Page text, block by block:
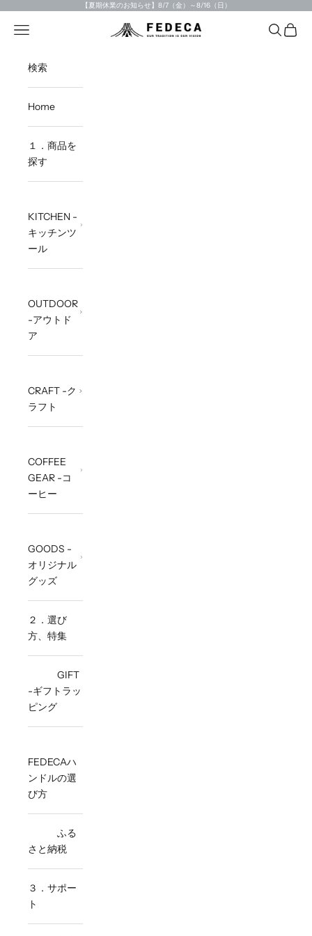
【夏期休業のお知らせ】8/7（金）～8/16（日）
FEDECA STORE
Open navigation menu OpenOpen
検索
Home
１．商品を
探す
KITCHEN -
キッチンツ
ール
OUTDOOR
-アウトド
ア
CRAFT -ク
ラフト
COFFEE
GEAR -コ
ーヒー
GOODS -
オリジナル
グッズ
２．選び
方、特集
GIFT
-ギフトラッ
ピング
FEDECAハ
ンドルの選
び方
ふる
さと納税
３．サポー
ト